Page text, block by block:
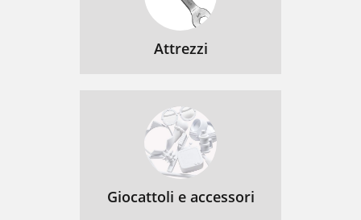
Attrezzi
Giocattoli e accessori